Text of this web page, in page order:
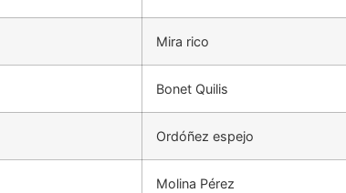
Mira rico
Bonet Quilis
Ordóñez espejo
Molina Pérez